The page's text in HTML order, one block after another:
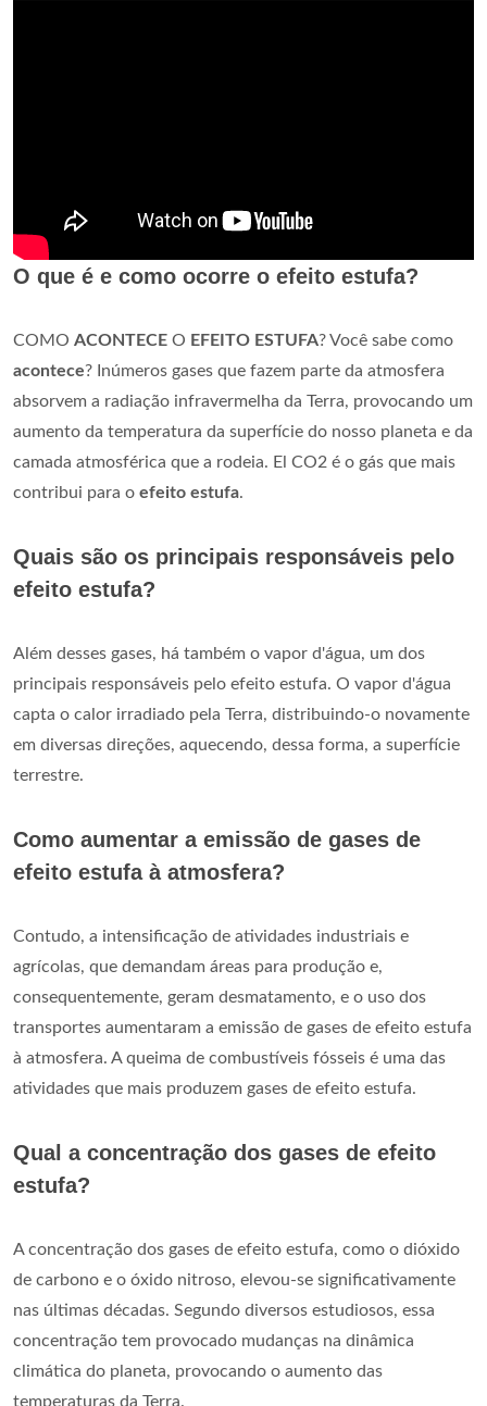
O que é e como ocorre o efeito estufa?
COMO ACONTECE O EFEITO ESTUFA? Você sabe como
acontece? Inúmeros gases que fazem parte da atmosfera
absorvem a radiação infravermelha da Terra, provocando um
aumento da temperatura da superfície do nosso planeta e da
camada atmosférica que a rodeia. El CO2 é o gás que mais
contribui para o efeito estufa.
Quais são os principais responsáveis pelo
efeito estufa?
Além desses gases, há também o vapor d'água, um dos
principais responsáveis pelo efeito estufa. O vapor d'água
capta o calor irradiado pela Terra, distribuindo-o novamente
em diversas direções, aquecendo, dessa forma, a superfície
terrestre.
Como aumentar a emissão de gases de
efeito estufa à atmosfera?
Contudo, a intensificação de atividades industriais e
agrícolas, que demandam áreas para produção e,
consequentemente, geram desmatamento, e o uso dos
transportes aumentaram a emissão de gases de efeito estufa
à atmosfera. A queima de combustíveis fósseis é uma das
atividades que mais produzem gases de efeito estufa.
Qual a concentração dos gases de efeito
estufa?
A concentração dos gases de efeito estufa, como o dióxido
de carbono e o óxido nitroso, elevou-se significativamente
nas últimas décadas. Segundo diversos estudiosos, essa
concentração tem provocado mudanças na dinâmica
climática do planeta, provocando o aumento das
temperaturas da Terra.